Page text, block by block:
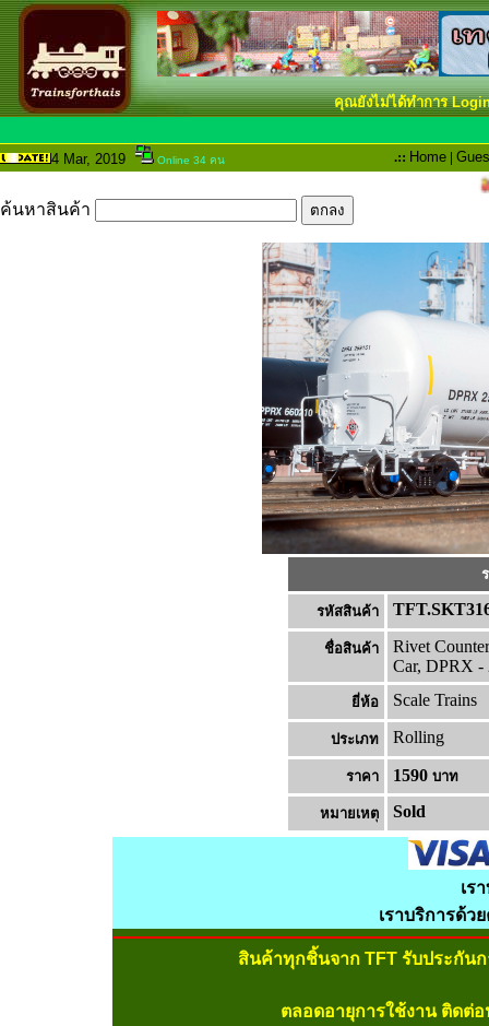
คุณยังไม่ได้ทำการ
4 Mar, 2019 Online 34 คน .:: Home |
ค้นหาสินค้า
รหัสสินค้า
ชื่อสินค้า
Rivet
Car, DPRX -
ยี่ห้อ Scale Trains
ประเภท Rolling
ราคา 1590 บาท
หมายเหต Sold
เร
เราบริการด้ว
สินค้าทุกชิ้นจาก TFT รับประกัน
ตลอดอายุการใช้งาน ติดต่